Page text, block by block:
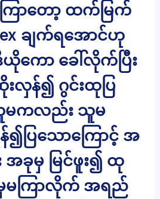
ြာတော့ ထက်မြက်
ချက်ရအောင်ဟု
ကော ခေါ်လိုက်ပြီး
လှန်၍ ဂွင်းထုပြ
ကလည်း သူမ
၍ပြသောကြောင့် အ
ခုမှ မြင်ဖူး၍ ထု
ကြာလိုက် အရည်